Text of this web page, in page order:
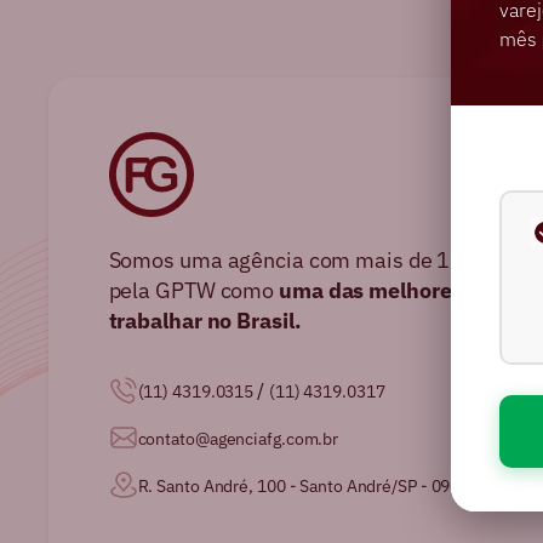
Somos uma agência com mais de 16 anos
pela GPTW como uma das melhores
trabalhar no Brasil.
(11) 4319.0315 / (11) 4319.0317
contato@agenciafg.com.br
R. Santo André, 100 - Santo André/SP - 09020-230
mês